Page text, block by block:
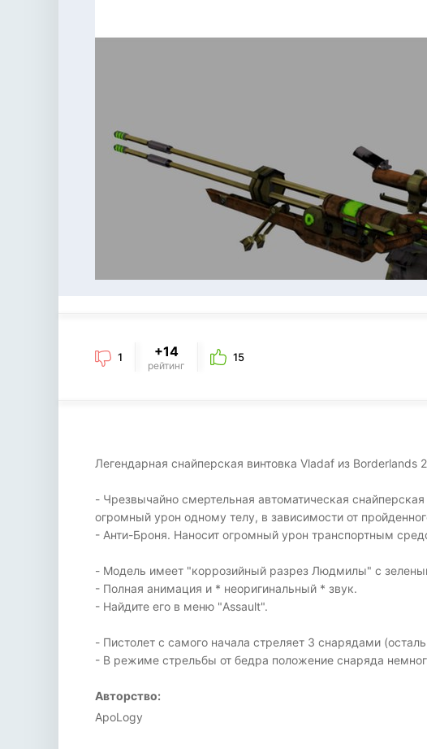
1 +14
рейтинг
15
Легендарная снайперская винтовка Vladaf из
- Чрезвычайно смертельная автоматическая
огромный урон одному телу, в зависимости от
- Анти-Броня. Наносит огромный урон транспортным
- Модель имеет "коррозийный разрез Людмилы" с
- Полная анимация и * неоригинальный * звук.
- Найдите его в меню "Assault".
- Пистолет с самого начала стреляет 3 снарядами
- В режиме стрельбы от бедра положение снаряда
Авторство:
ApoLogy